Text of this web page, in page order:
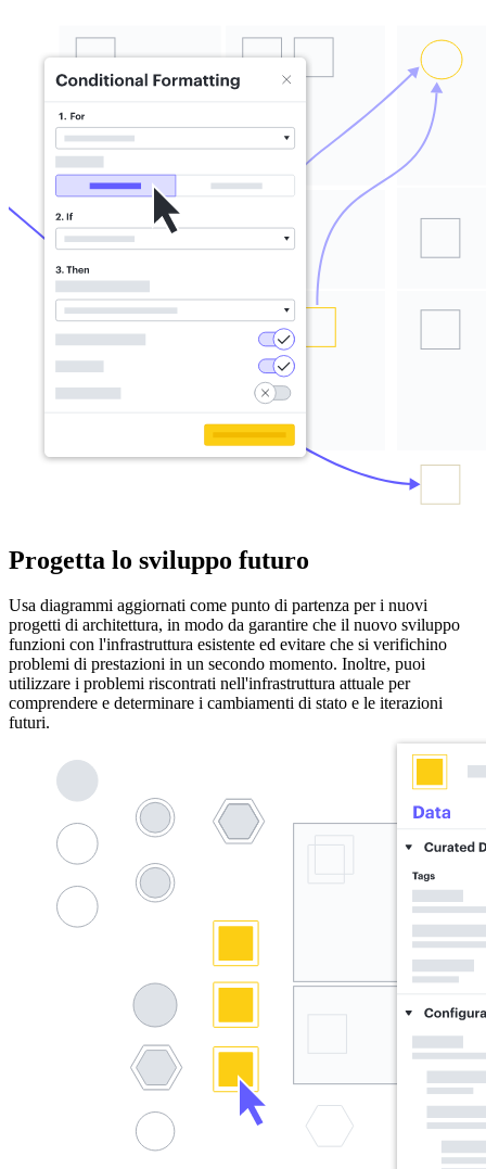
Progetta lo sviluppo futuro
Usa diagrammi aggiornati come punto di partenza per i nuovi
progetti di architettura, in modo da garantire che il nuovo sviluppo
funzioni con l'infrastruttura esistente ed evitare che si verifichino
problemi di prestazioni in un secondo momento. Inoltre, puoi
utilizzare i problemi riscontrati nell'infrastruttura attuale per
comprendere e determinare i cambiamenti di stato e le iterazioni
futuri.